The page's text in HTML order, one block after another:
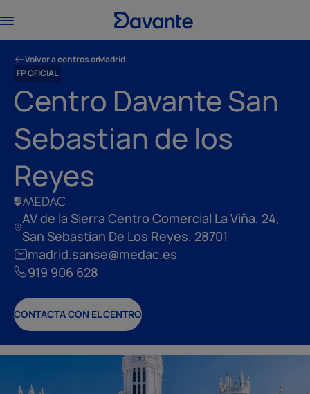
Volver a centros enMadrid
FP OFICIAL
Centro Davante San
Sebastian de los
Reyes
AV de la Sierra Centro Comercial La Viña, 24,
San Sebastian De Los Reyes, 28701
madrid.sanse@medac.es
919 906 628
CONTACTA CON EL CENTRO